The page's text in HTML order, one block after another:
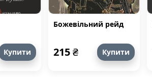
Купити
Божевільний рейд
215₴ Купити